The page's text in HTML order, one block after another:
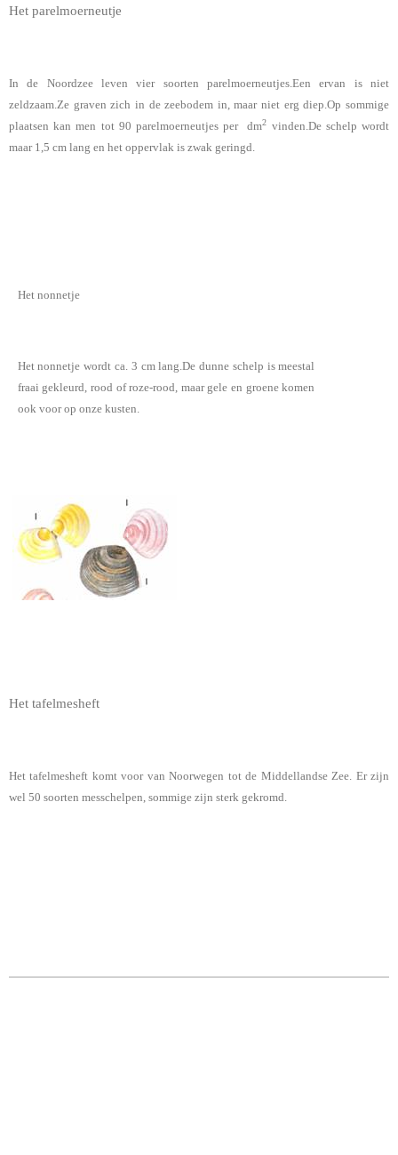
Het parelmoerneutje
In de Noordzee leven vier soorten parelmoerneutjes.Een ervan is niet
zeldzaam.Ze graven zich in de zeebodem in, maar niet erg diep.Op sommige
plaatsen kan men tot 90 parelmoerneutjes per dm2 vinden.De schelp wordt
maar 1,5 cm lang en het oppervlak is zwak geringd.
Het nonnetje
Het nonnetje wordt ca. 3 cm lang.De dunne schelp is meestal
fraai gekleurd, rood of roze-rood, maar gele en groene komen
ook voor op onze kusten.
Het tafelmesheft
Het tafelmesheft komt voor van Noorwegen tot de Middellandse Zee. Er zijn
wel 50 soorten messchelpen, sommige zijn sterk gekromd.